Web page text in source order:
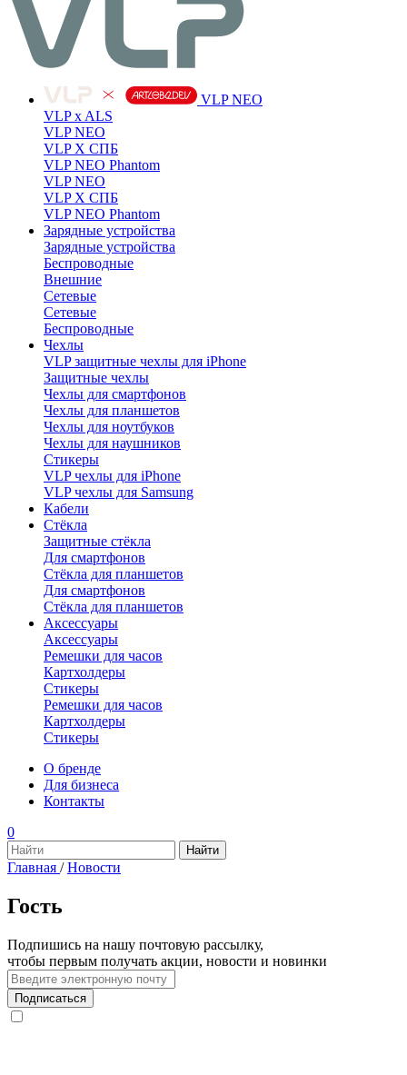
VLP NEO
VLP x ALS
VLP NEO
VLP X СПБ
VLP NEO Phantom
VLP NEO
VLP X СПБ
VLP NEO Phantom
Зарядные устройства
Зарядные устройства
Беспроводные
Внешние
Сетевые
Сетевые
Беспроводные
Чехлы
VLP защитные чехлы для iPhone
Защитные чехлы
Чехлы для смартфонов
Чехлы для планшетов
Чехлы для ноутбуков
Чехлы для наушников
Стикеры
VLP чехлы для iPhone
VLP чехлы для Samsung
Кабели
Стёкла
Защитные стёкла
Для смартфонов
Стёкла для планшетов
Для смартфонов
Стёкла для планшетов
Аксессуары
Аксессуары
Ремешки для часов
Картхолдеры
Стикеры
Ремешки для часов
Картхолдеры
Стикеры
О бренде
Для бизнеса
Контакты
0
Главная / Новости
Гость
Подпишись на нашу почтовую рассылку,
чтобы первым получать акции, новости и новинки
Подписаться